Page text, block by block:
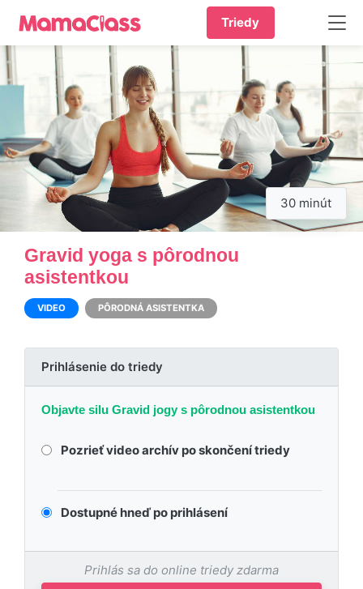
Triedy
30 minút
Gravid yoga s pôrodnou
asistentkou
VIDEO PÔRODNÁ ASISTENTKA
Prihlásenie do triedy
Objavte silu Gravid jogy s pôrodnou asistentkou
Pozrieť video archív po skončení triedy
Dostupné hneď po prihlásení
Prihlás sa do online triedy zdarma